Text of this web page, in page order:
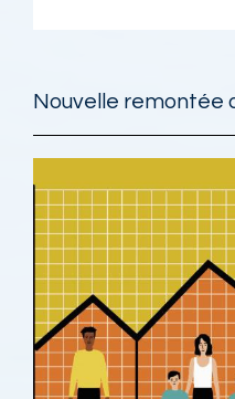
Nouvelle remontée